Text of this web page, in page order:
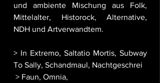
und ambiente Mischung aus Folk,
Mittelalter, Historock, Alternative,
NDH und Artverwandtem.
> In Extremo, Saltatio Mortis, Subway
To Sally, Schandmaul, Nachtgeschrei
> Faun, Omnia,